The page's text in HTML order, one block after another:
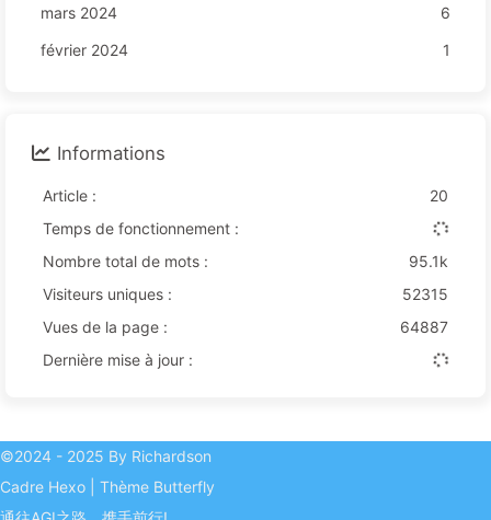
mars 2024
6
février 2024
1
Informations
Article :
20
Temps de fonctionnement :
Nombre total de mots :
95.1k
Visiteurs uniques :
52315
Vues de la page :
64887
Dernière mise à jour :
©2024 - 2025 By Richardson
Cadre Hexo Thème Butterfly